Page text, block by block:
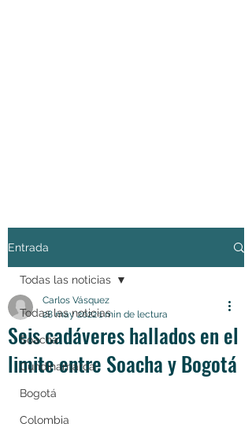
Entrada
Todas las noticias
Soacha
Cundinamarca
Bogotá
Colombia
Todas las noticias
Seis cadáveres hallados en el
limite entre Soacha y Bogotá
Carlos Vásquez
28 may 20221 min de lectura